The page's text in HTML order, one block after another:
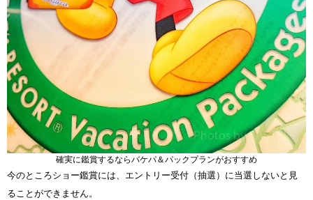
確実に鑑賞するならバケパ＆パックプランがおすすめ
今のところショー鑑賞には、エントリー受付（抽選）に当選しないと見
ることができません。